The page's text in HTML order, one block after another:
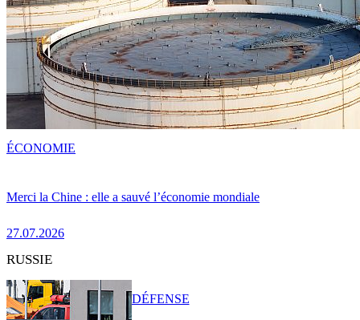
Merci la Chine : elle a sauvé l’économie mondiale
27.07.2026
ÉCONOMIE
RUSSIE
DÉFENSE